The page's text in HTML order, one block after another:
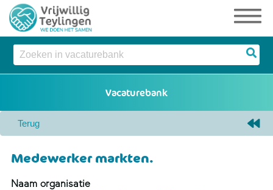
Medewerker markten.
Naam organisatie